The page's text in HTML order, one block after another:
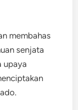
membahas
senjata
upaya